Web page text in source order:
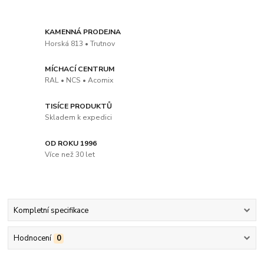
KAMENNÁ PRODEJNA
Horská 813 • Trutnov
MÍCHACÍ CENTRUM
RAL • NCS • Acomix
TISÍCE PRODUKTŮ
Skladem k expedici
OD ROKU 1996
Více než 30 let
Kompletní specifikace
Hodnocení 0